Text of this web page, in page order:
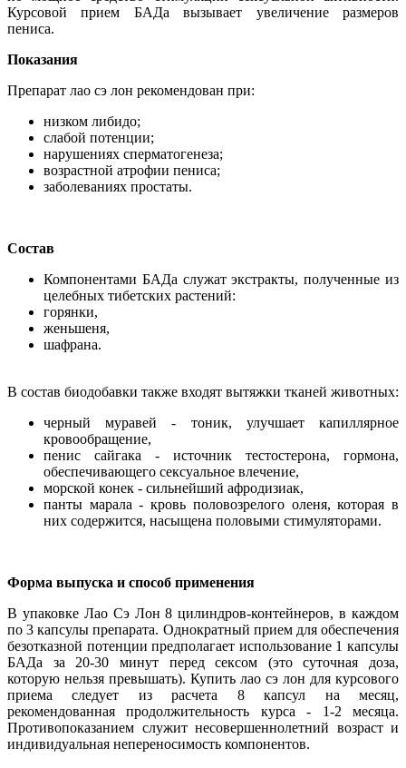
Курсовой прием БАДа вызывает увеличение размеров
пениса.
Показания
Препарат лао сэ лон рекомендован при:
низком либидо;
слабой потенции;
нарушениях сперматогенеза;
возрастной атрофии пениса;
заболеваниях простаты.
Состав
Компонентами БАДа служат экстракты, полученные из
целебных тибетских растений:
горянки,
женьшеня,
шафрана.
В состав биодобавки также входят вытяжки тканей животных:
черный муравей - тоник, улучшает капиллярное
кровообращение,
пенис сайгака - источник тестостерона, гормона,
обеспечивающего сексуальное влечение,
морской конек - сильнейший афродизиак,
панты марала - кровь половозрелого оленя, которая в
них содержится, насыщена половыми стимуляторами.
Форма выпуска и способ применения
В упаковке Лао Сэ Лон 8 цилиндров-контейнеров, в каждом
по 3 капсулы препарата. Однократный прием для обеспечения
безотказной потенции предполагает использование 1 капсулы
БАДа за 20-30 минут перед сексом (это суточная доза,
которую нельзя превышать). Купить лао сэ лон для курсового
приема следует из расчета 8 капсул на месяц,
рекомендованная продолжительность курса - 1-2 месяца.
Противопоказанием служит несовершеннолетний возраст и
индивидуальная непереносимость компонентов.